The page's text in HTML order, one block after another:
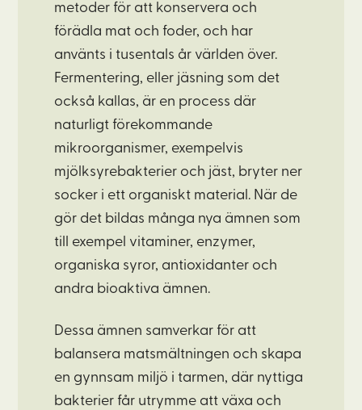
metoder för att konservera och
förädla mat och foder, och har
använts i tusentals år världen över.
Fermentering, eller jäsning som det
också kallas, är en process där
naturligt förekommande
mikroorganismer, exempelvis
mjölksyrebakterier och jäst, bryter ner
socker i ett organiskt material. När de
gör det bildas många nya ämnen som
till exempel vitaminer, enzymer,
organiska syror, antioxidanter och
andra bioaktiva ämnen.
Dessa ämnen samverkar för att
balansera matsmältningen och skapa
en gynnsam miljö i tarmen, där nyttiga
bakterier får utrymme att växa och